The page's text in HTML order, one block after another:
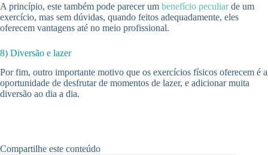
A princípio, este também pode parecer um benefício peculiarde um
exercício, mas sem dúvidas, quando feitos adequadamente, eles
oferecem vantagens até no meio profissional.
8) Diversão e lazer
Por fim, outro importante motivo que os exercícios físicos oferecem é a
oportunidade de desfrutar de momentos de lazer, e adicionar muita
diversão ao dia a dia.
Compartilhe este conteúdo